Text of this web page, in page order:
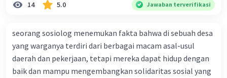
14 5.0 Jawaban terverifikasi
seorang sosiolog menemukan fakta bahwa di sebuah desa
yang warganya terdiri dari berbagai macam asal-usul
daerah dan pekerjaan, tetapi mereka dapat hidup dengan
baik dan mampu mengembangkan solidaritas sosial yang